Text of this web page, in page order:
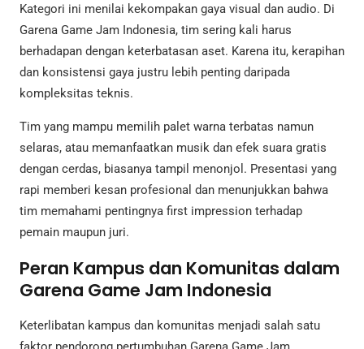
Kategori ini menilai kekompakan gaya visual dan audio. Di
Garena Game Jam Indonesia, tim sering kali harus
berhadapan dengan keterbatasan aset. Karena itu, kerapihan
dan konsistensi gaya justru lebih penting daripada
kompleksitas teknis.
Tim yang mampu memilih palet warna terbatas namun
selaras, atau memanfaatkan musik dan efek suara gratis
dengan cerdas, biasanya tampil menonjol. Presentasi yang
rapi memberi kesan profesional dan menunjukkan bahwa
tim memahami pentingnya first impression terhadap
pemain maupun juri.
Peran Kampus dan Komunitas dalam
Garena Game Jam Indonesia
Keterlibatan kampus dan komunitas menjadi salah satu